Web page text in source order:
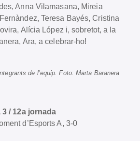
Anna Vilamasana, Mireia
Teresa Bayés, Cristina
Alícia López i, sobretot, a la
Ara, a celebrar-ho!
de l’equip. Foto: Marta Baranera
/ 12a jornada
d’Esports A, 3-0